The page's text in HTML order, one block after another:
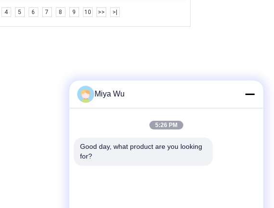
4 5 6 7 8 9 10 >> >|
Miya Wu
5:26 PM
Good day, what product are you looking
for?